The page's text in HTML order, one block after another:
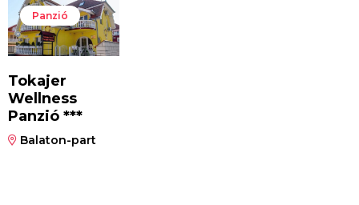
Panzió
Tokajer
Wellness
Panzió ***
Balaton-part